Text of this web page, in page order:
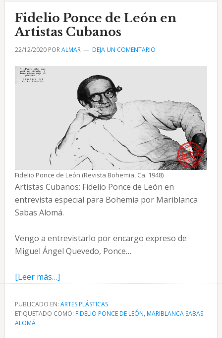
Fidelio Ponce de León en
Artistas Cubanos
22/12/2020PORALMAR DEJA UN COMENTARIO
Fidelio Ponce de León (Revista Bohemia, Ca. 1948)
Artistas Cubanos: Fidelio Ponce de León en
entrevista especial para Bohemia por Mariblanca
Sabas Alomá.
Vengo a entrevistarlo por encargo expreso de
Miguel Ángel Quevedo, Ponce…
[Leer más…]acerca
Fidelio
Ponce
PUBLICADO EN: ARTES PLÁSTICAS
ETIQUETADO COMO: FIDELIO PONCE DE LEÓN, MARIBLANCA SABAS
ALOMÁ